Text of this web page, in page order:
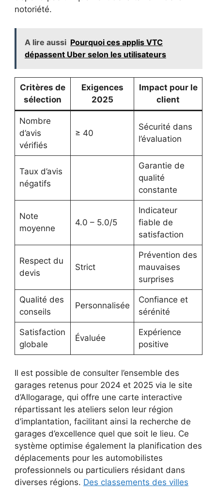
notoriété.
A lire aussi Pourquoi ces applis VTC
dépassent Uber selon les utilisateurs
Critères de
sélection
Exigences
2025
Impact pour le
client
Nombre
d’avis
vérifiés
≥ 40
Sécurité dans
l’évaluation
Taux d’avis
négatifs
Garantie de
qualité
constante
Note
moyenne
4.0 – 5.0/5
Indicateur
fiable de
satisfaction
Respect du
devis
Strict
Prévention des
mauvaises
surprises
Qualité des
conseils
Personnalisée
Confiance et
sérénité
Satisfaction
globale
Évaluée
Expérience
positive
Il est possible de consulter l’ensemble des
garages retenus pour 2024 et 2025 via le site
d’Allogarage, qui offre une carte interactive
répartissant les ateliers selon leur région
d’implantation, facilitant ainsi la recherche de
garages d’excellence quel que soit le lieu. Ce
système optimise également la planification des
déplacements pour les automobilistes
professionnels ou particuliers résidant dans
diverses régions. Des classements des villes